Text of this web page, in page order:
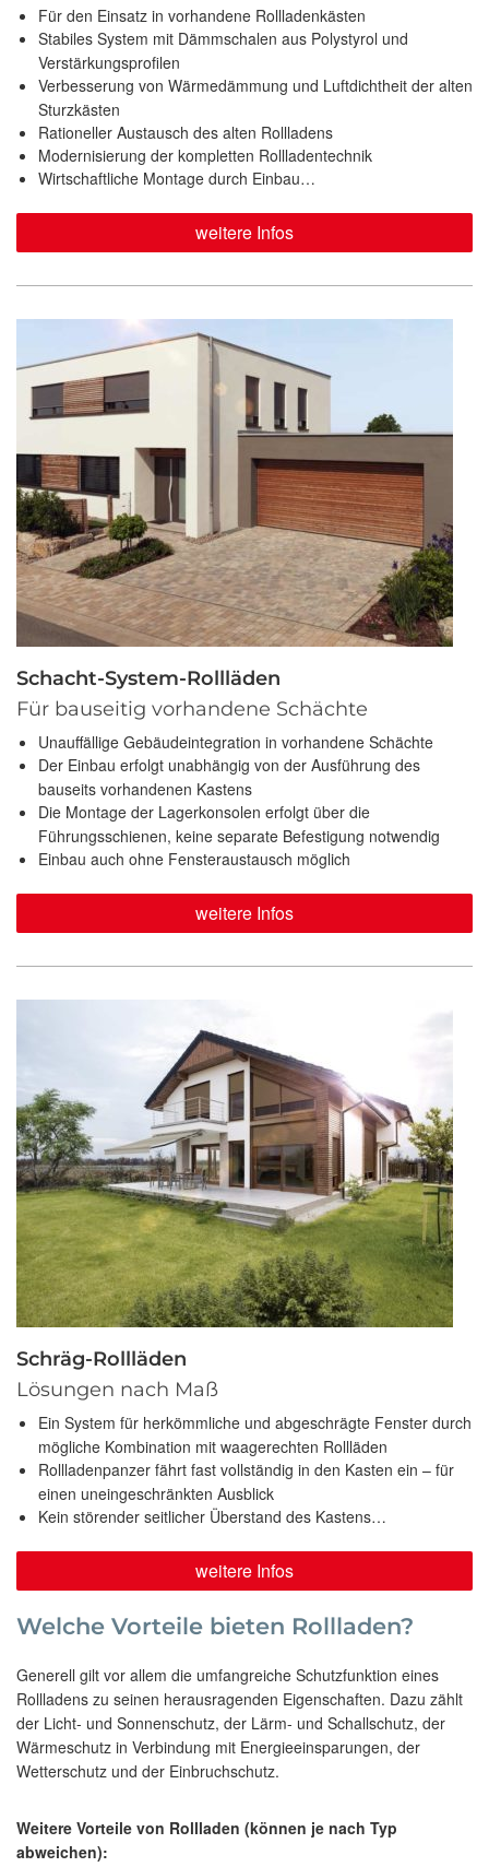
Für den Einsatz in vorhandene Rollladenkästen
Stabiles System mit Dämmschalen aus Polystyrol und
Verstärkungsprofilen
Verbesserung von Wärmedämmung und Luftdichtheit der alten
Sturzkästen
Rationeller Austausch des alten Rollladens
Modernisierung der kompletten Rollladentechnik
Wirtschaftliche Montage durch Einbau…
weitere Infos
Schacht-System-Rollläden
Für bauseitig vorhandene Schächte
Unauffällige Gebäudeintegration in vorhandene Schächte
Der Einbau erfolgt unabhängig von der Ausführung des
bauseits vorhandenen Kastens
Die Montage der Lagerkonsolen erfolgt über die
Führungsschienen, keine separate Befestigung notwendig
Einbau auch ohne Fensteraustausch möglich
weitere Infos
Schräg-Rollläden
Lösungen nach Maß
Ein System für herkömmliche und abgeschrägte Fenster durch
mögliche Kombination mit waagerechten Rollläden
Rollladenpanzer fährt fast vollständig in den Kasten ein – für
einen uneingeschränkten Ausblick
Kein störender seitlicher Überstand des Kastens…
weitere Infos
Welche Vorteile bieten Rollladen?
Generell gilt vor allem die umfangreiche Schutzfunktion eines
Rollladens zu seinen herausragenden Eigenschaften. Dazu zählt
der Licht- und Sonnenschutz, der Lärm- und Schallschutz, der
Wärmeschutz in Verbindung mit Energieeinsparungen, der
Wetterschutz und der Einbruchschutz.
Weitere Vorteile von Rollladen (können je nach Typ
abweichen):